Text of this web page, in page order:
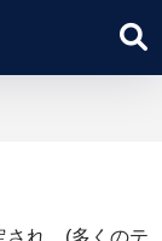
され、(多くのテ